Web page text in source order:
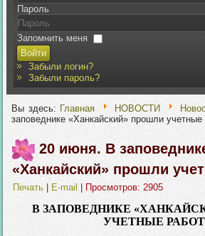
Пароль
Запомнить меня
Войти
Забыли логин?
Забыли пароль?
Вы здесь: Главная НОВОСТИ
заповеднике «Ханкайский» прошли учетные
20 июня. В
«Ханкайский» прошли
Печать E-mail | Просмотров: 2905
В ЗАПОВЕДНИКЕ
УЧЕТНЫЕ